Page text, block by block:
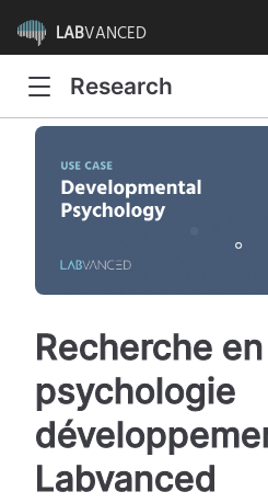
LABVANCED
Research
Recherche en
psychologie
Labvanced